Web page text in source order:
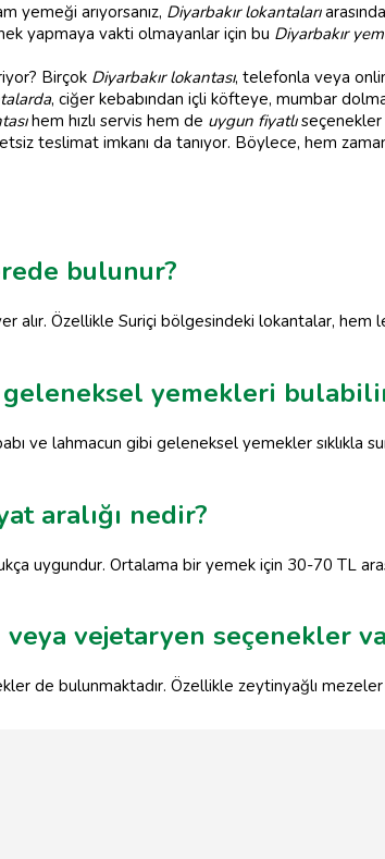
yemeği arıyorsanız, Diyarbakır lokantaları
yapmaya vakti olmayanlar için bu Diyarbakır
Birçok Diyarbakır lokantası, telefonla veya
, ciğer kebabından içli köfteye, mumbar
hem hızlı servis hem de uygun fiyatlıseçenekler
teslimat imkanı da tanıyor. Böylece, hem
bulunur?
alır. Özellikle Suriçi bölgesindeki lokantalar,
geleneksel yemekleri
ve lahmacun gibi geleneksel yemekler sıklıkla
aralığı nedir?
uygundur. Ortalama bir yemek için 30-70 TL
vejetaryen seçenekler
de bulunmaktadır. Özellikle zeytinyağlı